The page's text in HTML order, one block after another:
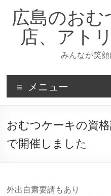
キ
プ
広島のおむ
店、アト
みんなが笑
メニュー
おむつケーキの資
で開催しました
外出自粛要請もあり